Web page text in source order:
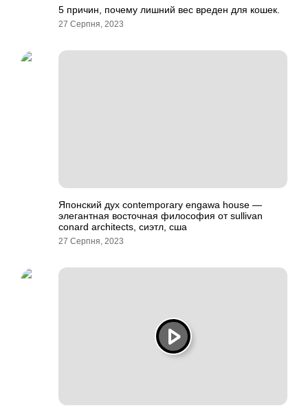
5 причин, почему лишний вес вреден для кошек.
27 Серпня, 2023
Японский дух contemporary engawa house —
элегантная восточная философия от sullivan
conard architects, сиэтл, сша
27 Серпня, 2023